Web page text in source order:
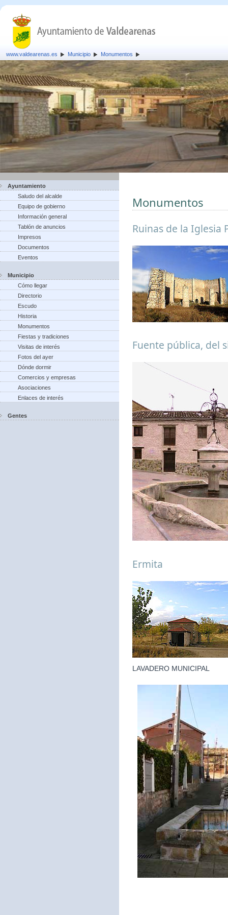
www.valdearenas.es Municipio Monumentos
Ayuntamiento
Saludo del alcalde
Equipo de gobierno
Información general
Tablón de anuncios
Impresos
Documentos
Eventos
Municipio
Cómo llegar
Directorio
Escudo
Historia
Monumentos
Fiestas y tradiciones
Visitas de interés
Fotos del ayer
Dónde dormir
Comercios y empresas
Asociaciones
Enlaces de interés
Gentes
Monumentos
Ruinas de la
Fuente pública, del
Ermita
LAVADERO MUNICIPAL